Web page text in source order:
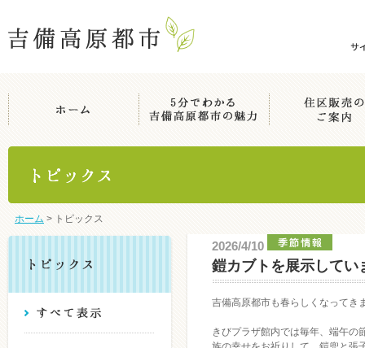
ホーム > トピックス
2026/4/10
鎧カブトを展示してい
吉備高原都市も春らしくなってき
きびプラザ館内では毎年、端午の